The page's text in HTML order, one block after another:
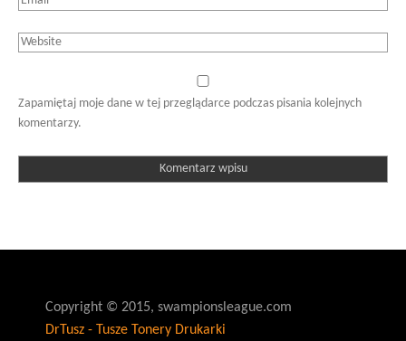
Zapamiętaj moje dane w tej przeglądarce podczas pisania kolejnych
komentarzy.
Copyright © 2015, swampionsleague.com
DrTusz - Tusze Tonery Drukarki